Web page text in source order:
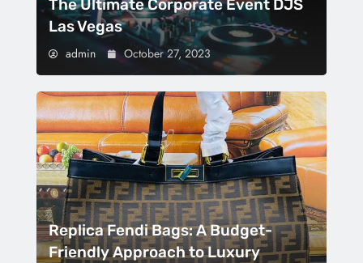
The Ultimate Corporate Event DJS
Las Vegas
admin October 27, 2023
Replica Fendi Bags: A Budget-
Friendly Approach to Luxury